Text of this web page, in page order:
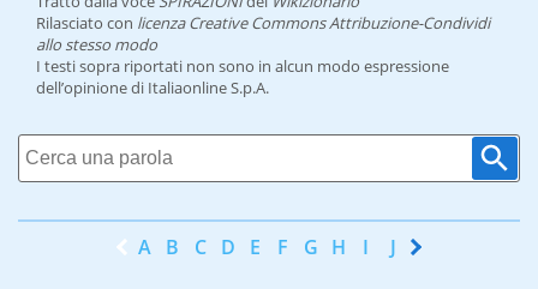
Rilasciato con licenza Creative Commons Attribuzione-Condividi
allo stesso modo
I testi sopra riportati non sono in alcun modo espressione
dell’opinione di Italiaonline S.p.A.
A B C D E F G H I J K